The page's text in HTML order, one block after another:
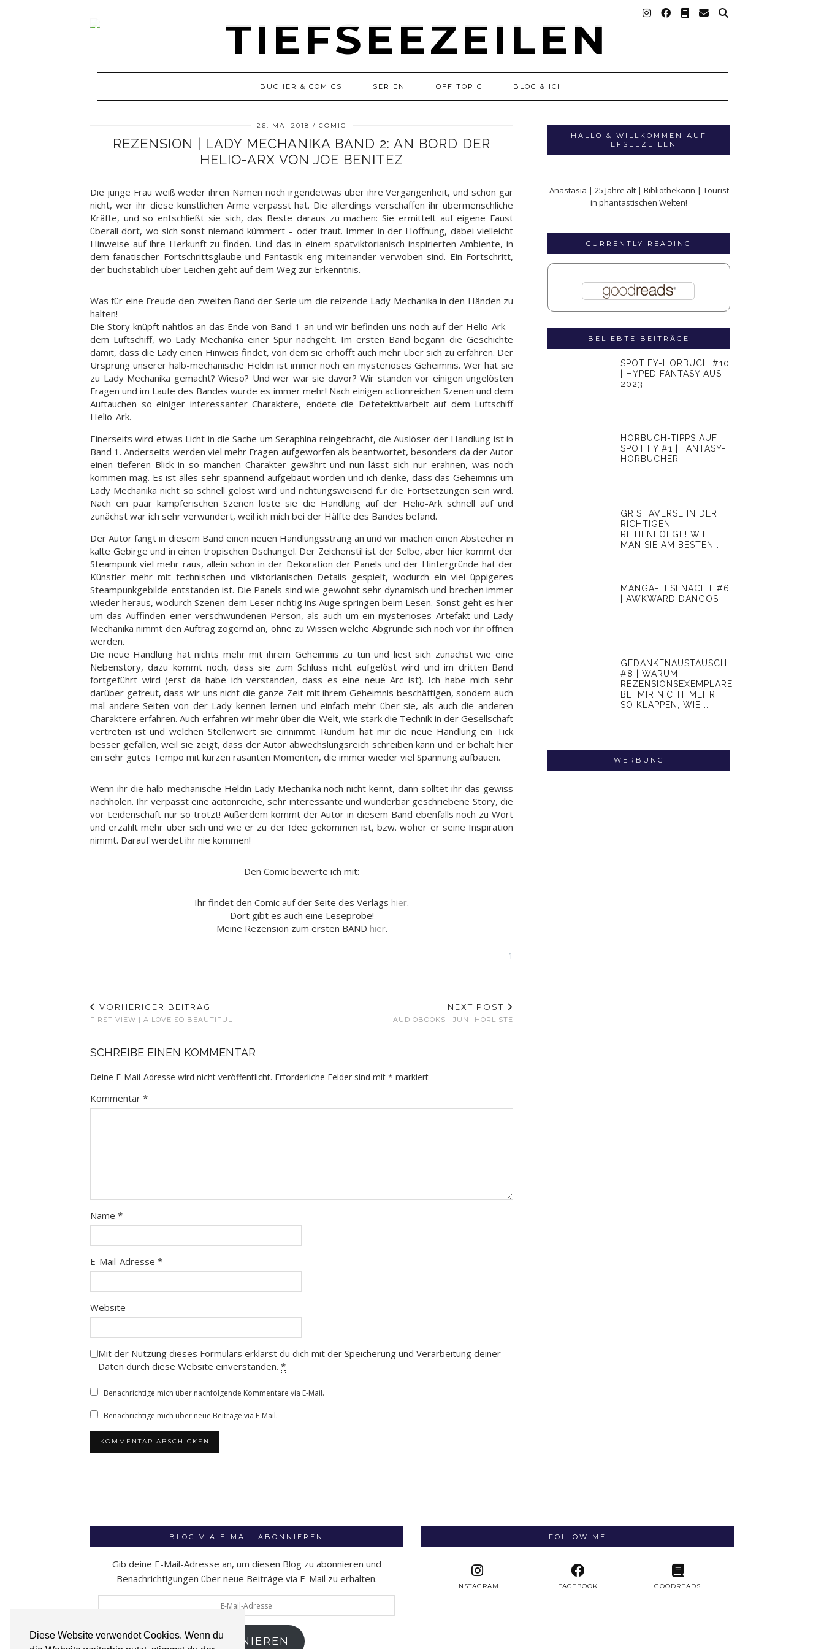
Diese Website verwendet Cookies. Wenn du
BÜCHER & COMICS SERIEN OFF TOPIC BLOG & ICH
26. MAI 2018 COMIC
REZENSION | LADY MECHANIKA BAND 2: AN BORD DER
HELIO-ARX VON JOE BENITEZ
Die junge Frau weiß weder ihren Namen noch irgendetwas über ihre Vergangenheit, und schon gar
nicht, wer ihr diese künstlichen Arme verpasst hat. Die allerdings verschaffen ihr übermenschliche
Kräfte, und so entschließt sie sich, das Beste daraus zu machen: Sie ermittelt auf eigene Faust
überall dort, wo sich sonst niemand kümmert – oder traut. Immer in der Hoffnung, dabei vielleicht
Hinweise auf ihre Herkunft zu finden. Und das in einem spätviktorianisch inspirierten Ambiente, in
dem fanatischer Fortschrittsglaube und Fantastik eng miteinander verwoben sind. Ein Fortschritt,
der buchstäblich über Leichen geht auf dem Weg zur Erkenntnis.
Was für eine Freude den zweiten Band der Serie um die reizende Lady Mechanika in den Händen zu
halten!
Die Story knüpft nahtlos an das Ende von Band 1 an und wir befinden uns noch auf der Helio-Ark –
dem Luftschiff, wo Lady Mechanika einer Spur nachgeht. Im ersten Band begann die Geschichte
damit, dass die Lady einen Hinweis findet, von dem sie erhofft auch mehr über sich zu erfahren. Der
Ursprung unserer halb-mechanische Heldin ist immer noch ein mysteriöses Geheimnis. Wer hat sie
zu Lady Mechanika gemacht? Wieso? Und wer war sie davor? Wir standen vor einigen ungelösten
Fragen und im Laufe des Bandes wurde es immer mehr! Nach einigen actionreichen Szenen und dem
Auftauchen so einiger interessanter Charaktere, endete die Detetektivarbeit auf dem Luftschiff
Helio-Ark.
Einerseits wird etwas Licht in die Sache um Seraphina reingebracht, die Auslöser der Handlung ist in
Band 1. Anderseits werden viel mehr Fragen aufgeworfen als beantwortet, besonders da der Autor
einen tieferen Blick in so manchen Charakter gewährt und nun lässt sich nur erahnen, was noch
kommen mag. Es ist alles sehr spannend aufgebaut worden und ich denke, dass das Geheimnis um
Lady Mechanika nicht so schnell gelöst wird und richtungsweisend für die Fortsetzungen sein wird.
Nach ein paar kämpferischen Szenen löste sie die Handlung auf der Helio-Ark schnell auf und
zunächst war ich sehr verwundert, weil ich mich bei der Hälfte des Bandes befand.
Der Autor fängt in diesem Band einen neuen Handlungsstrang an und wir machen einen Abstecher in
kalte Gebirge und in einen tropischen Dschungel. Der Zeichenstil ist der Selbe, aber hier kommt der
Steampunk viel mehr raus, allein schon in der Dekoration der Panels und der Hintergründe hat der
Künstler mehr mit technischen und viktorianischen Details gespielt, wodurch ein viel üppigeres
Steampunkgebilde entstanden ist. Die Panels sind wie gewohnt sehr dynamisch und brechen immer
wieder heraus, wodurch Szenen dem Leser richtig ins Auge springen beim Lesen. Sonst geht es hier
um das Auffinden einer verschwundenen Person, als auch um ein mysteriöses Artefakt und Lady
Mechanika nimmt den Auftrag zögernd an, ohne zu Wissen welche Abgründe sich noch vor ihr öffnen
werden.
Die neue Handlung hat nichts mehr mit ihrem Geheimnis zu tun und liest sich zunächst wie eine
Nebenstory, dazu kommt noch, dass sie zum Schluss nicht aufgelöst wird und im dritten Band
fortgeführt wird (erst da habe ich verstanden, dass es eine neue Arc ist). Ich habe mich sehr
darüber gefreut, dass wir uns nicht die ganze Zeit mit ihrem Geheimnis beschäftigen, sondern auch
mal andere Seiten von der Lady kennen lernen und einfach mehr über sie, als auch die anderen
Charaktere erfahren. Auch erfahren wir mehr über die Welt, wie stark die Technik in der Gesellschaft
vertreten ist und welchen Stellenwert sie einnimmt. Rundum hat mir die neue Handlung ein Tick
besser gefallen, weil sie zeigt, dass der Autor abwechslungsreich schreiben kann und er behält hier
ein sehr gutes Tempo mit kurzen rasanten Momenten, die immer wieder viel Spannung aufbauen.
Wenn ihr die halb-mechanische Heldin Lady Mechanika noch nicht kennt, dann solltet ihr das gewiss
nachholen. Ihr verpasst eine acitonreiche, sehr interessante und wunderbar geschriebene Story, die
vor Leidenschaft nur so trotzt! Außerdem kommt der Autor in diesem Band ebenfalls noch zu Wort
und erzählt mehr über sich und wie er zu der Idee gekommen ist, bzw. woher er seine Inspiration
nimmt. Darauf werdet ihr nie kommen!
Den Comic bewerte ich mit:
Ihr findet den Comic auf der Seite des Verlags hier.
Dort gibt es auch eine Leseprobe!
Meine Rezension zum ersten BAND hier.
1
VORHERIGER BEITRAG
FIRST VIEW | A LOVE SO BEAUTIFUL
NEXT POST
AUDIOBOOKS | JUNI-HÖRLISTE
SCHREIBE EINEN KOMMENTAR
Deine E-Mail-Adresse wird nicht veröffentlicht. Erforderliche Felder sind mit * markiert
Kommentar *
Name *
E-Mail-Adresse *
Website
Mit der Nutzung dieses Formulars erklärst du dich mit der Speicherung und Verarbeitung deiner
Daten durch diese Website einverstanden. *
Benachrichtige mich über nachfolgende Kommentare via E-Mail.
Benachrichtige mich über neue Beiträge via E-Mail.
HALLO & WILLKOMMEN AUF
TIEFSEEZEILEN
Anastasia | 25 Jahre alt | Bibliothekarin | Tourist
in phantastischen Welten!
CURRENTLY READING
BELIEBTE BEITRÄGE
SPOTIFY-HÖRBUCH #10
| HYPED FANTASY AUS
2023
HÖRBUCH-TIPPS AUF
SPOTIFY #1 | FANTASY-
HÖRBUCHER
GRISHAVERSE IN DER
RICHTIGEN
REIHENFOLGE! WIE
MAN SIE AM BESTEN …
MANGA-LESENACHT #6
| AWKWARD DANGOS
GEDANKENAUSTAUSCH
#8 | WARUM
REZENSIONSEXEMPLARE
BEI MIR NICHT MEHR
SO KLAPPEN, WIE …
WERBUNG
BLOG VIA E-MAIL ABONNIEREN
Gib deine E-Mail-Adresse an, um diesen Blog zu abonnieren und
Benachrichtigungen über neue Beiträge via E-Mail zu erhalten.
Adresse
ABONNIEREN
FOLLOW ME
INSTAGRAM FACEBOOK GOODREADS